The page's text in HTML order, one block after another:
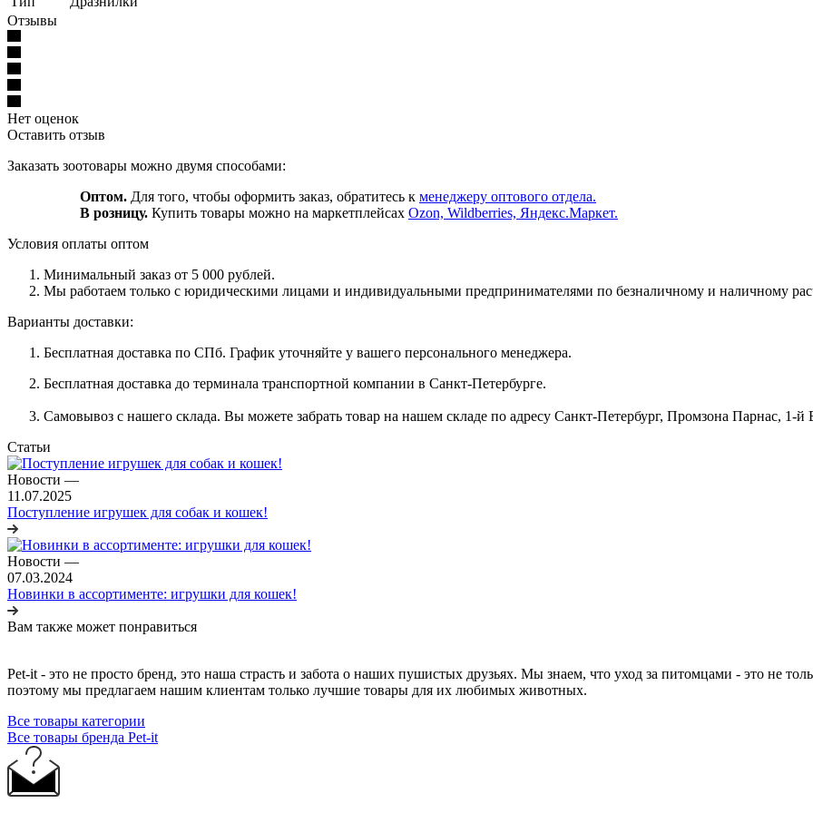
Отзывы
Нет оценок
Оставить отзыв
Заказать зоотовары можно двумя способами:
Оптом. Для того, чтобы оформить заказ, обратитесь к менеджеру оптового отдела.
В розницу. Купить товары можно на маркетплейсах Ozon, Wildberries, Яндекс.Маркет.
Условия оплаты оптом
Минимальный заказ от 5 000 рублей.
Мы работаем только с юридическими лицами и индивидуальными предпринимателями по безналичному и наличному
Варианты доставки:
Бесплатная доставка по СПб. График уточняйте у вашего персонального менеджера.
Бесплатная доставка до терминала транспортной компании в Санкт-Петербурге.
Самовывоз с нашего склада. Вы можете забрать товар на нашем складе по адресу Санкт-Петербург, Промзона Парнас,
Статьи
Новости —
11.07.2025
Поступление игрушек для собак и кошек!
Новости —
07.03.2024
Новинки в ассортименте: игрушки для кошек!
Вам также может понравиться
Pet-it - это не просто бренд, это наша страсть и забота о наших пушистых друзьях. Мы знаем, что уход за питомцами - это не
поэтому мы предлагаем нашим клиентам только лучшие товары для их любимых животных.
Все товары категории
Все товары бренда Pet-it